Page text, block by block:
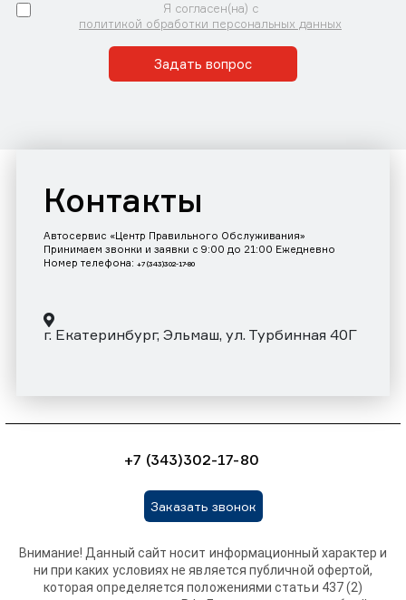
Я согласен(на) с
политикой обработки персональных данных
Задать вопрос
Контакты
Автосервис «Центр Правильного Обслуживания»
Принимаем звонки и заявки с 9:00 до 21:00 Ежедневно
Номер телефона: +7 (343)302-17-80
г. Екатеринбург, Эльмаш, ул. Турбинная 40Г
+7 (343)302-17-80
Заказать звонок
Внимание! Данный сайт носит информационный характер и
ни при каких условиях не является публичной офертой,
которая определяется положениями статьи 437 (2)